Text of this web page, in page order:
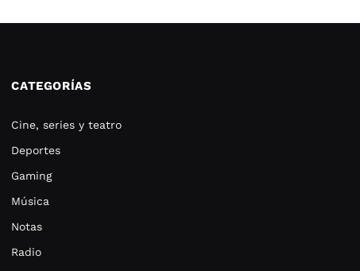
CATEGORÍAS
Cine, series y teatro
Deportes
Gaming
Música
Notas
Radio